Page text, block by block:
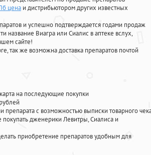
цена и дистрибьютором других известных
и успешно подтверждается годами продаж
название Виагра или Сиалис в аптеке вслух,
сайте!
так же возможна доставка препаратов почтой
на последующие покупки
с возможностью выписки товарного
дженерики Левитры, Сиалиса и
приобретение препаратов удобным для